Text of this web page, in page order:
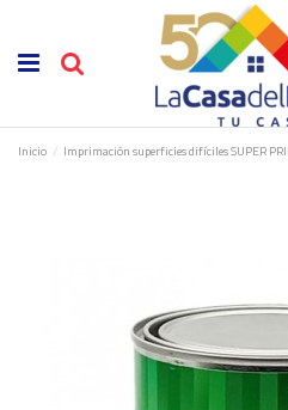
Inicio Imprimación superficies difíciles SUPER